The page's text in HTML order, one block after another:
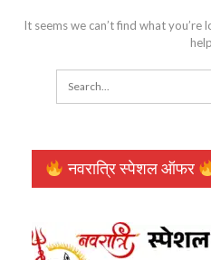
It seems we can’t find what you’re
नवरात्रि स्पेशल ऑफर